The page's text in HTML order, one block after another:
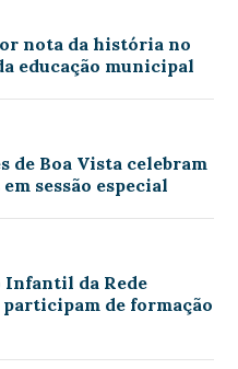
nota da história no
educação municipal
de Boa Vista celebram
sessão especial
Infantil da Rede
de formação